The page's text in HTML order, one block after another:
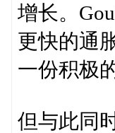
增长。
更快的通
一份积极
但与此同